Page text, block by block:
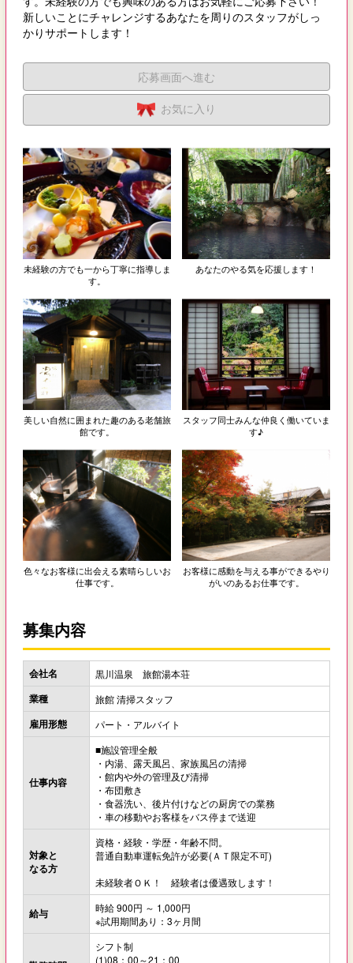
新しいことにチャレンジするあなたを周りのスタッフがしっ
かりサポートします！
応募画面へ進む
お気に入り
未経験の方でも一から丁寧に指導しま
す。
あなたのやる気を応援します！
美しい自然に囲まれた趣のある老舗旅
館です。
スタッフ同士みんな仲良く働いていま
す♪
色々なお客様に出会える素晴らしいお
仕事です。
お客様に感動を与える事ができるやり
がいのあるお仕事です。
募集内容
会社名 黒川温泉 旅館湯本荘
業種 旅館 清掃スタッフ
雇用形態 パート・アルバイト
仕事内容
■施設管理全般
・内湯、露天風呂、家族風呂の清掃
・館内や外の管理及び清掃
・布団敷き
・食器洗い、後片付けなどの厨房での業務
・車の移動やお客様をバス停まで送迎
対象と
なる方
資格・経験・学歴・年齢不問。
普通自動車運転免許が必要(ＡＴ限定不可)
未経験者ＯＫ！ 経験者は優遇致します！
給与
時給 900円 ～ 1,000円
※試用期間あり：3ヶ月間
シフト制
(1)08：00～21：00